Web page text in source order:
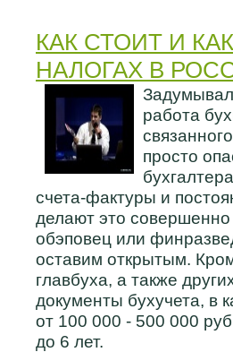
КАК СТОИТ И
НАЛОГАХ В
работа
просто
счета-фактуры и
делают это
обэповец или
оставим открытым.
главбуха, а также
документы бухучета, в
от 100 000 - 500 000
до 6 лет.